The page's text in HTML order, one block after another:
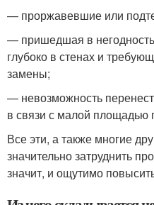
— проржавевшие или
— пришедшая в
глубоко в стенах и
замены;
— невозможность
в связи с малой
Все эти, а также многие
значительно затруднить
значит, и ощутимо